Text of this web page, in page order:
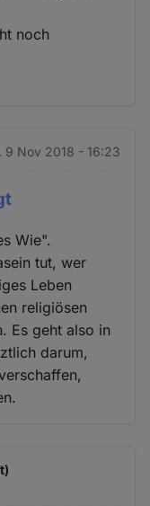
noch
9 Nov 2018 - 16:23
Wie".
tut, wer
Leben
religiösen
Es geht also in
darum,